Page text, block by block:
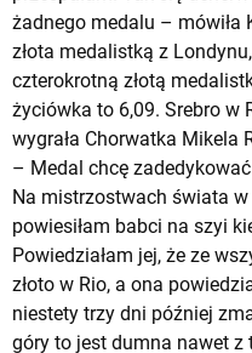
żadnego medalu – mówiła
złota medalistką z
czterokrotną złotą
życiówka to 6,09. Srebro w
wygrała Chorwatka Mikela
– Medal chcę
Na mistrzostwach świata w
powiesiłam babci na szyi
Powiedziałam jej, że ze
złoto w Rio, a ona
niestety trzy dni później
góry to jest dumna nawet z